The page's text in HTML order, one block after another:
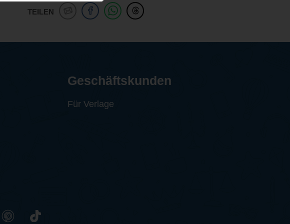
TEILEN
Geschäftskunden
Für Verlage